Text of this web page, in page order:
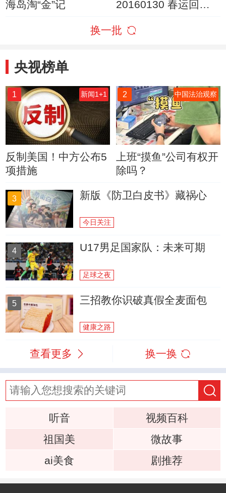
海岛淘“金”记
20160130 春运回家
换一批
央视榜单
1 新闻1+1
反制美国！中方公布5
项措施
2 中国法治观察
上班“摸鱼”公司有权开
除吗？
3 新版《防卫白皮书》藏祸心
今日关注
4 U17男足国家队：未来可期
足球之夜
5 三招教你识破真假全麦面包
健康之路
查看更多 换一换
听音
视频百科
祖国美
微故事
ai美食
剧推荐